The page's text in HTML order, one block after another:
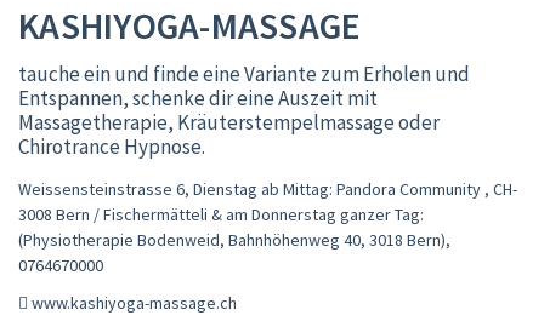
KASHIYOGA-MASSAGE
tauche ein und finde eine Variante zum Erholen und
Entspannen, schenke dir eine Auszeit mit
Massagetherapie, Kräuterstempelmassage oder
Chirotrance Hypnose.
Weissensteinstrasse 6, Dienstag ab Mittag: Pandora Community , CH-
3008 Bern / Fischermätteli & am Donnerstag ganzer Tag:
(Physiotherapie Bodenweid, Bahnhöhenweg 40, 3018 Bern),
0764670000
www.kashiyoga-massage.ch